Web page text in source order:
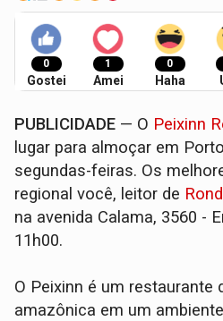
0
Gostei
1
Amei
0
Haha
PUBLICIDADE — O Peixinn
lugar para almoçar em
segundas-feiras. Os
regional você, leitor de
na avenida Calama, 3560 -
11h00.
O Peixinn é um restaurante
amazônica em um